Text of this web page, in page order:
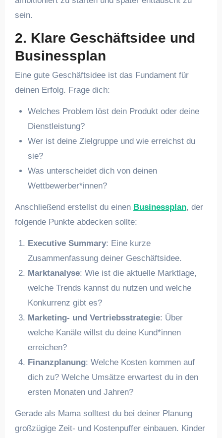
sein.
2. Klare Geschäftsidee und
Businessplan
Eine gute Geschäftsidee ist das Fundament für
deinen Erfolg. Frage dich:
Welches Problem löst dein Produkt oder deine
Dienstleistung?
Wer ist deine Zielgruppe und wie erreichst du
sie?
Was unterscheidet dich von deinen
Wettbewerber*innen?
Anschließend erstellst du einen Businessplan, der
folgende Punkte abdecken sollte:
Executive Summary: Eine kurze
Zusammenfassung deiner Geschäftsidee.
Marktanalyse: Wie ist die aktuelle Marktlage,
welche Trends kannst du nutzen und welche
Konkurrenz gibt es?
Marketing- und Vertriebsstrategie: Über
welche Kanäle willst du deine Kund*innen
erreichen?
Finanzplanung: Welche Kosten kommen auf
dich zu? Welche Umsätze erwartest du in den
ersten Monaten und Jahren?
Gerade als Mama solltest du bei deiner Planung
großzügige Zeit- und Kostenpuffer einbauen. Kinder